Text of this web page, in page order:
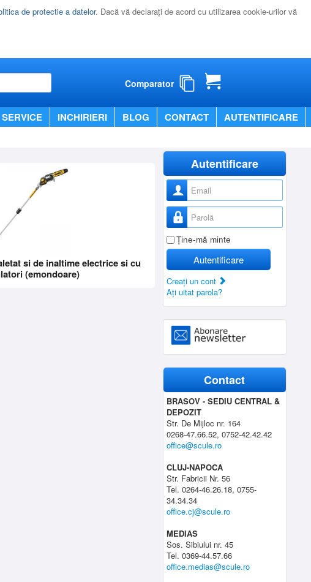
de protectie a datelor. Dacă vă declaraţi de acord cu utilizarea cookie-urilor vă
Comparator
SERVICE INCHIRIERI BLOG CONTACT AUTENTIFICARE
si de inaltime electrice si cu
(emondoare)
Autentificare
Nume utilizator
Parolă
Ţine-mă minte
Autentificare
Creaţi un cont
Aţi uitat parola?
Contact
BRASOV - SEDIU CENTRAL &
DEPOZIT
Str. De Mijloc nr. 164
0268-47.66.52, 0752-42.42.42
office@scule.ro
CLUJ-NAPOCA
Str. Fabricii Nr. 56
Tel. 0264-46.26.18, 0755-
34.34.34
office.cj@scule.ro
MEDIAS
Sos. Sibiului nr. 45
Tel. 0369-44.57.66
office.medias@scule.ro